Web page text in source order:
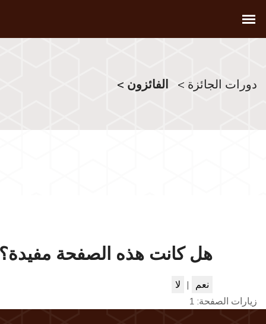
دورات الجائزة > الفائزون >
هل كانت هذه الصفحة
نعم | لا
زيارات الصفحة: 1